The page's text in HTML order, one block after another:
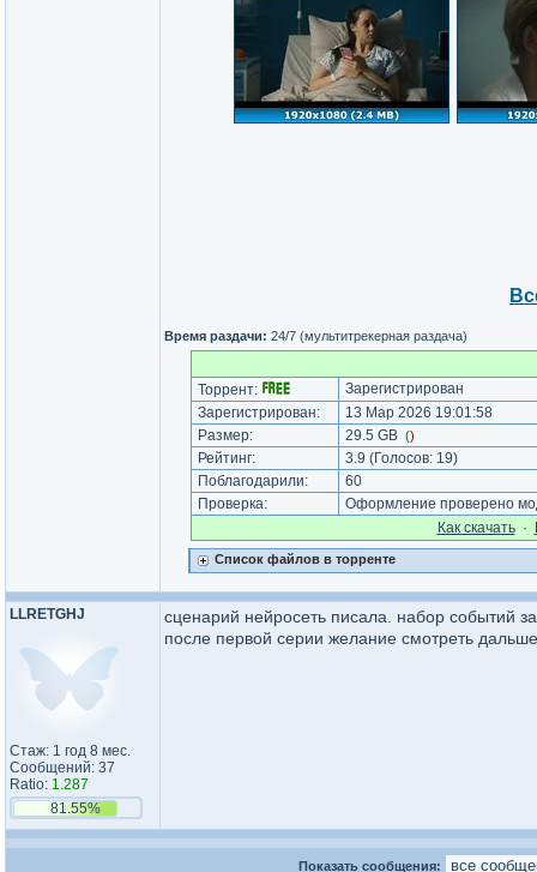
Время раздачи: 24/7 (мультитрекерная раздача)
Торрент:
Зарегистрирован
Зарегистрирован:
13 Мар 2026 19:01:58
Размер:
29.5 GB ()
Рейтинг: 3.9 (Голосов: 19)
Поблагодарили:
60
Проверка:
Оформление проверено
Как cкачать·
Список файлов в торренте
LLRETGHJ
Стаж: 1 год 8 мес.
Сообщений: 37
Ratio: 1.287
81.55%
сценарий нейросеть писала. набор событий
после первой серии желание смотреть
Показать сообщения: